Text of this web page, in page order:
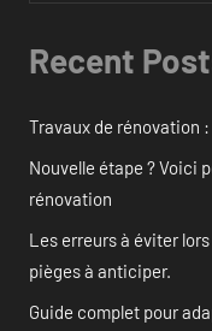
Recent
Travaux de rénovation
Nouvelle étape ? Voici
rénovation
Les erreurs à éviter
pièges à anticiper.
Guide complet pour